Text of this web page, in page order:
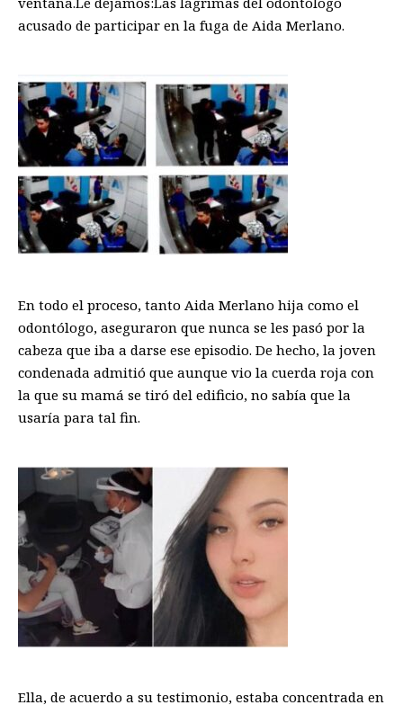
acusado de participar en la fuga de Aida Merlano.
En todo el proceso, tanto Aida Merlano hija como el
odontólogo, aseguraron que nunca se les pasó por la
cabeza que iba a darse ese episodio. De hecho, la joven
condenada admitió que aunque vio la cuerda roja con
la que su mamá se tiró del edificio, no sabía que la
usaría para tal fin.
Ella, de acuerdo a su testimonio, estaba concentrada en